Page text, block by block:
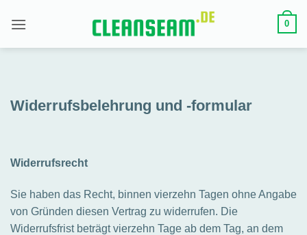
Inhalt
0
Widerrufsbelehrung und -formular
Widerrufsrecht
Sie haben das Recht, binnen vierzehn Tagen ohne Angabe
von Gründen diesen Vertrag zu widerrufen. Die
Widerrufsfrist beträgt vierzehn Tage ab dem Tag, an dem